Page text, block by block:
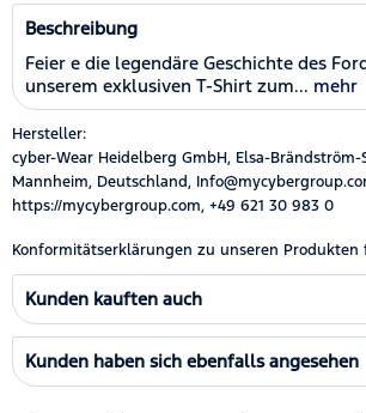
Beschreibung
Feier e die legendäre Geschichte des
unserem exklusiven T-Shirt zum... mehr
Hersteller:
cyber-Wear Heidelberg GmbH, Elsa-Brändström-
Mannheim, Deutschland,
https://mycybergroup.com, +49 621 30 983 0
Konformitätserklärungen zu unseren Produkten
Kunden kauften auch
Kunden haben sich ebenfalls angesehen